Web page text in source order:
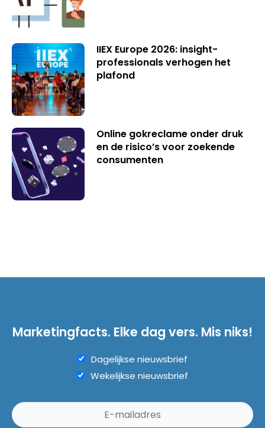
IIEX Europe 2026: insight-
professionals verhogen het
plafond
Online gokreclame onder druk
en de risico’s voor zoekende
consumenten
Marketingfacts. Elke dag vers. Mis niks!
Dagelijkse nieuwsbrief
Wekelijkse nieuwsbrief